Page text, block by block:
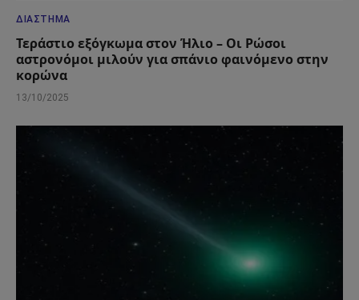
ΔΙΆΣΤΗΜΑ
Τεράστιο εξόγκωμα στον Ήλιο – Οι Ρώσοι
αστρονόμοι μιλούν για σπάνιο φαινόμενο στην
κορώνα
13/10/2025